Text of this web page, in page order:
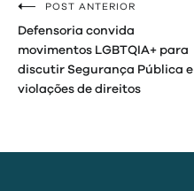
Navegação
de
Post
POST ANTERIOR
Defensoria convida
movimentos LGBTQIA+ para
discutir Segurança Pública e
violações de direitos